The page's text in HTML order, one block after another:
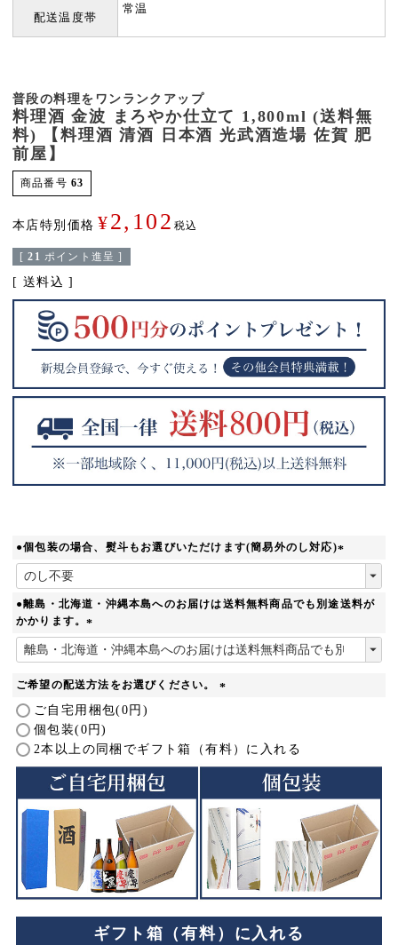
配送温度帯
常温
普段の料理をワンランクアップ
料理酒 金波 まろやか仕立て 1,800ml (送料無
料) 【料理酒 清酒 日本酒 光武酒造場 佐賀 肥
前屋】
商品番号 63
本店特別価格 ¥2,102 税込
[ 21 ポイント進呈 ]
送料込
●個包装の場合、熨斗もお選びいただけます(簡易外のし対応)
(
須
●離島・北海道・沖縄本島へのお届けは送料無料商品でも別途送料が
かかります。
(
必
)
ご希望の配送方法をお選びください。
)
ご自宅用梱包(0円)
個包装(0円)
2本以上の同梱でギフト箱（有料）に入れる
ギフト箱（有料）に入れる